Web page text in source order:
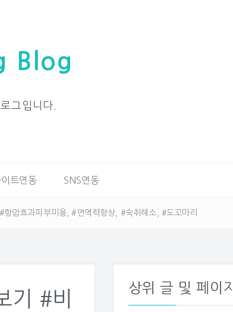
Blog
그입니다.
이트연동 SNS연동
암효과피부미용, #면역력항상, #숙취해소, #도꼬마리
기 #비
상위 글 및 페이지